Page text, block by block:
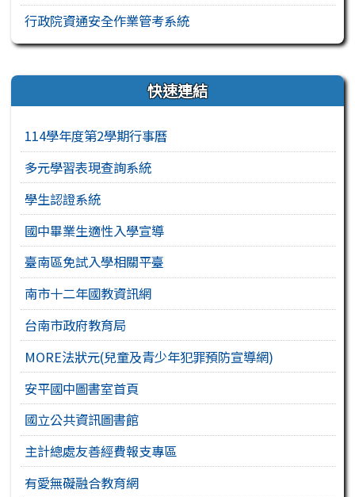
行政院資通安全作業管考系統
右邊區域內容 快速連結
114學年度第2學期行事曆
多元學習表現查詢系統
學生認證系統
國中畢業生適性入學宣導
臺南區免試入學相關平臺
南市十二年國教資訊網
台南市政府教育局
MORE法狀元(兒童及青少年犯罪預防宣導網)
安平國中圖書室首頁
國立公共資訊圖書館
主計總處友善經費報支專區
有愛無礙融合教育網